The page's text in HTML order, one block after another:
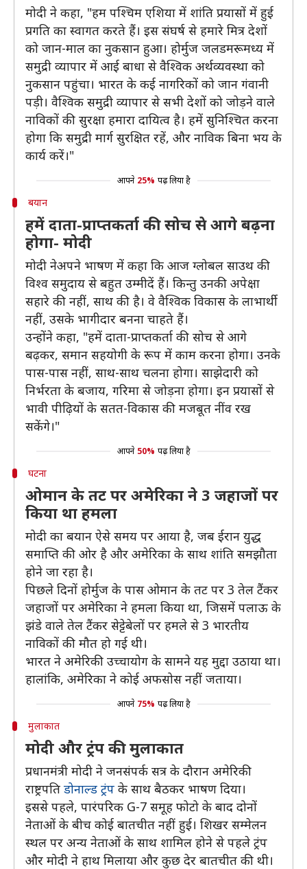
मोदी ने कहा, "हम पश्चिम एशिया में शांति प्रयासों में हुई
प्रगति का स्वागत करते हैं। इस संघर्ष से हमारे मित्र देशों
को जान-माल का नुकसान हुआ। होर्मुज जलडमरूमध्य में
समुद्री व्यापार में आई बाधा से वैश्विक अर्थव्यवस्था को
नुकसान पहुंचा। भारत के कई नागरिकों को जान गंवानी
पड़ी। वैश्विक समुद्री व्यापार से सभी देशों को जोड़ने वाले
नाविकों की सुरक्षा हमारा दायित्व है। हमें सुनिश्चित करना
होगा कि समुद्री मार्ग सुरक्षित रहें, और नाविक बिना भय के
कार्य करें।"
आपने 25% पढ़ लिया है
बयान
हमें दाता-प्राप्तकर्ता की सोच से आगे बढ़ना
होगा- मोदी
मोदी नेअपने भाषण में कहा कि आज ग्लोबल साउथ की
विश्व समुदाय से बहुत उम्मीदें हैं। किन्तु उनकी अपेक्षा
सहारे की नहीं, साथ की है। वे वैश्विक विकास के लाभार्थी
नहीं, उसके भागीदार बनना चाहते हैं।
उन्होंने कहा, "हमें दाता-प्राप्तकर्ता की सोच से आगे
बढ़कर, समान सहयोगी के रूप में काम करना होगा। उनके
पास-पास नहीं, साथ-साथ चलना होगा। साझेदारी को
निर्भरता के बजाय, गरिमा से जोड़ना होगा। इन प्रयासों से
भावी पीढ़ियों के सतत-विकास की मजबूत नींव रख
सकेंगे।"
आपने 50% पढ़ लिया है
घटना
ओमान के तट पर अमेरिका ने 3 जहाजों पर
किया था हमला
मोदी का बयान ऐसे समय पर आया है, जब ईरान युद्ध
समाप्ति की ओर है और अमेरिका के साथ शांति समझौता
होने जा रहा है।
पिछले दिनों होर्मुज के पास ओमान के तट पर 3 तेल टैंकर
जहाजों पर अमेरिका ने हमला किया था, जिसमें पलाऊ के
झंडे वाले तेल टैंकर सेट्टेबेलों पर हमले से 3 भारतीय
नाविकों की मौत हो गई थी।
भारत ने अमेरिकी उच्चायोग के सामने यह मुद्दा उठाया था।
हालांकि, अमेरिका ने कोई अफसोस नहीं जताया।
आपने 75% पढ़ लिया है
मुलाकात
मोदी और ट्रंप की मुलाकात
प्रधानमंत्री मोदी ने जनसंपर्क सत्र के दौरान अमेरिकी
राष्ट्रपति डोनाल्ड ट्रंप के साथ बैठकर भाषण दिया।
इससे पहले, पारंपरिक G-7 समूह फोटो के बाद दोनों
नेताओं के बीच कोई बातचीत नहीं हुई। शिखर सम्मेलन
स्थल पर अन्य नेताओं के साथ शामिल होने से पहले ट्रंप
और मोदी ने हाथ मिलाया और कुछ देर बातचीत की थी।